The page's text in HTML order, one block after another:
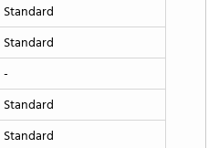
Standard
Standard
-
Standard
Standard